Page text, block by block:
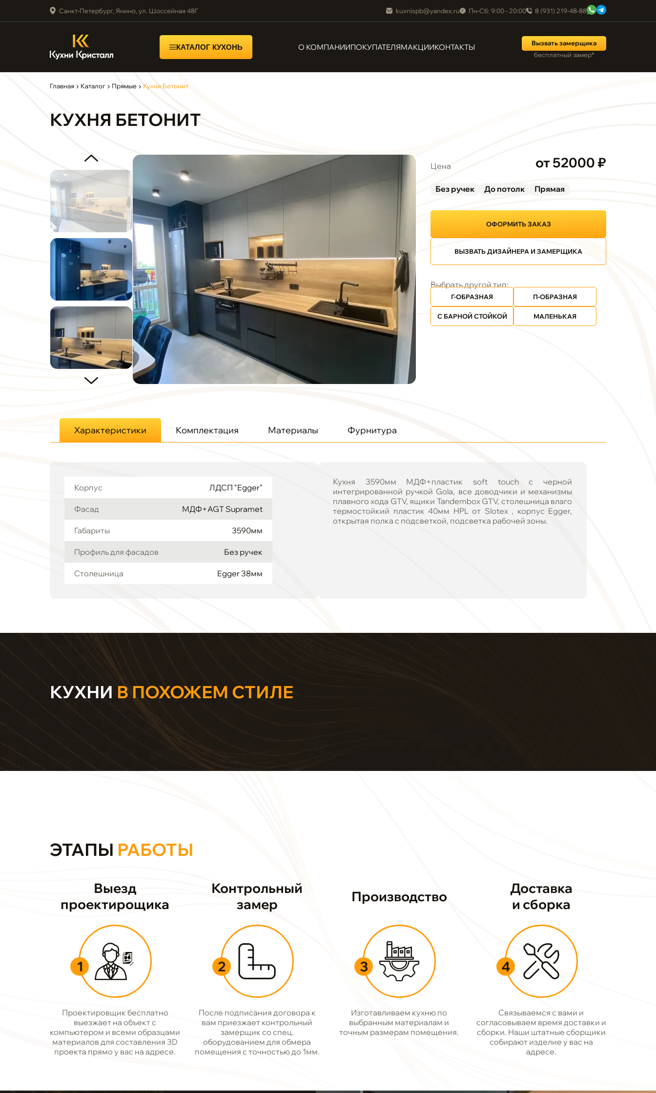
Санкт-Петербург, Янино, ул. Шоссейная 48Г kuxnispb@yandex.ru Пн-Сб: 9:00 - 20:00 8 (931) 219-48-88
КАТАЛОГ КУХОНЬ О КОМПАНИИПОКУПАТЕЛЯМАКЦИИКОНТАКТЫ
Вызвать замерщика
бесплатный замер*
Главная ▶ Каталог ▶ Прямые ▶ Кухня Бетонит
КУХНЯ БЕТОНИТ
Цена от 52000 ₽
Без ручек До потолк Прямая
ОФОРМИТЬ ЗАКАЗ
ВЫЗВАТЬ ДИЗАЙНЕРА И ЗАМЕРЩИКА
Выбрать другой тип:
Г-ОБРАЗНАЯ П-ОБРАЗНАЯ
С БАРНОЙ СТОЙКОЙ МАЛЕНЬКАЯ
Характеристики Комплектация Материалы Фурнитура
Корпус ЛДСП "Egger"
Фасад МДФ+AGT Supramet
Габариты 3590мм
Профиль для фасадов Без ручек
Столешница Egger 38мм
Кухня 3590мм МДФ+пластик soft touch с черной
интегрированной ручкой Gola, все доводчики и механизмы
плавного хода GTV, ящики Tandembox GTV, столешница влаго
термостойкий пластик 40мм HPL от Slotex , корпус Egger,
открытая полка с подсветкой, подсветка рабочей зоны.
КУХНИ В ПОХОЖЕМ СТИЛЕ
ЭТАПЫ РАБОТЫ
Выезд
проектирощика
1
Проектировщик бесплатно
выезжает на объект с
компьютером и всеми образцами
материалов для составления 3D
проекта прямо у вас на адресе.
Контрольный
замер
2
После подписания договора к
вам приезжает контрольный
замерщик со спец.
оборудованием для обмера
помещения с точностью до 1мм.
Производство
3
Изготавливаем кухню по
выбранным материалам и
точным размерам помещения.
Доставка
и сборка
4
Связываемся с вами и
согласовываем время доставки и
сборки. Наши штатные сборщики
собирают изделие у вас на
адресе.